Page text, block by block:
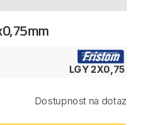
LGY 2X0,75
Dostupnost na dotaz